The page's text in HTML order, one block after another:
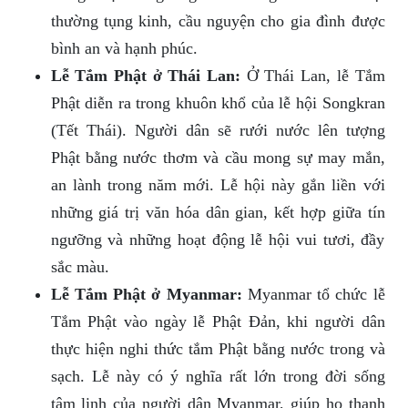
thường tụng kinh, cầu nguyện cho gia đình được
bình an và hạnh phúc.
Lễ Tắm Phật ở Thái Lan: Ở Thái Lan, lễ Tắm
Phật diễn ra trong khuôn khổ của lễ hội Songkran
(Tết Thái). Người dân sẽ rưới nước lên tượng
Phật bằng nước thơm và cầu mong sự may mắn,
an lành trong năm mới. Lễ hội này gắn liền với
những giá trị văn hóa dân gian, kết hợp giữa tín
ngưỡng và những hoạt động lễ hội vui tươi, đầy
sắc màu.
Lễ Tắm Phật ở Myanmar: Myanmar tổ chức lễ
Tắm Phật vào ngày lễ Phật Đản, khi người dân
thực hiện nghi thức tắm Phật bằng nước trong và
sạch. Lễ này có ý nghĩa rất lớn trong đời sống
tâm linh của người dân Myanmar, giúp họ thanh